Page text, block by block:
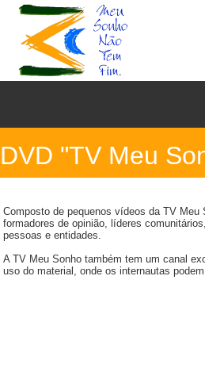
DVD "TV Meu
Composto de pequenos vídeos da TV
formadores de opinião, líderes
pessoas e entidades.
A TV Meu Sonho também tem um canal
uso do material, onde os internautas